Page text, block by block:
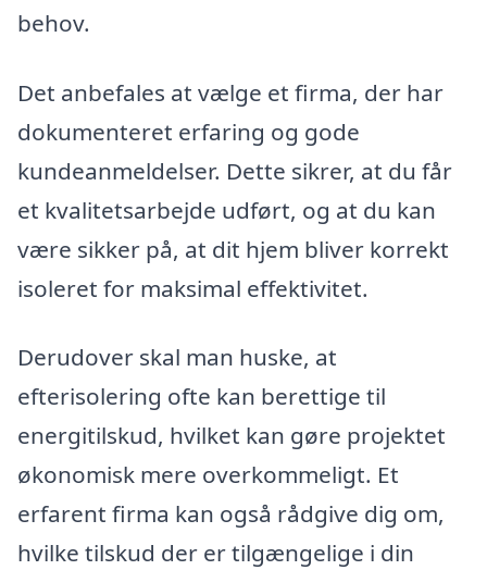
behov.
Det anbefales at vælge et firma, der har
dokumenteret erfaring og gode
kundeanmeldelser. Dette sikrer, at du får
et kvalitetsarbejde udført, og at du kan
være sikker på, at dit hjem bliver korrekt
isoleret for maksimal effektivitet.
Derudover skal man huske, at
efterisolering ofte kan berettige til
energitilskud, hvilket kan gøre projektet
økonomisk mere overkommeligt. Et
erfarent firma kan også rådgive dig om,
hvilke tilskud der er tilgængelige i din